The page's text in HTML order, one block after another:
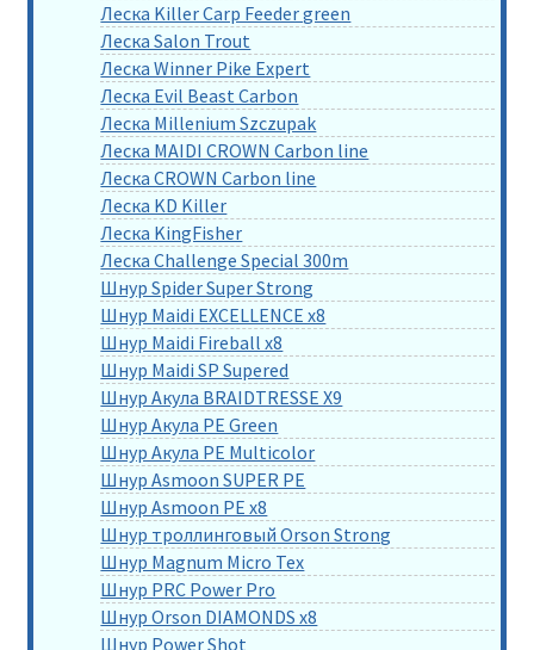
Леска Killer Carp Feeder green
Леска Salon Trout
Леска Winner Pike Expert
Леска Evil Beast Carbon
Леска Millenium Szczupak
Леска MAIDI CROWN Carbon line
Леска CROWN Carbon line
Леска KD Killer
Леска KingFisher
Леска Challenge Special 300m
Шнур Spider Super Strong
Шнур Maidi EXCELLENCE x8
Шнур Maidi Fireball x8
Шнур Maidi SP Supered
Шнур Акула BRAIDTRESSE X9
Шнур Акула PE Green
Шнур Акула PE Multicolor
Шнур Asmoon SUPER PE
Шнур Asmoon PE x8
Шнур троллинговый Orson Strong
Шнур Magnum Micro Tex
Шнур PRC Power Pro
Шнур Orson DIAMONDS x8
Шнур Power Shot